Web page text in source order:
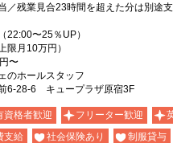
／残業見合23時間を超えた分は別途支
〜25％UP）
月10万円）
〜
のホールスタッフ
6-28-6 キュープラザ原宿3F
資格者歓迎 フリーター歓迎
支給 社会保険あり 制服貸与